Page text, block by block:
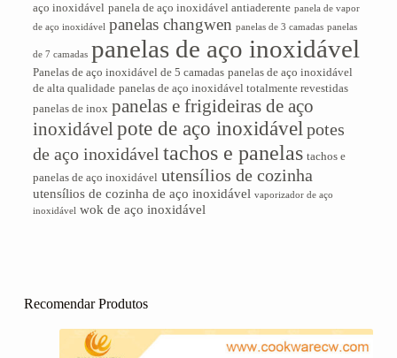
aço inoxidável panela de aço inoxidável antiaderente panela de vapor
de aço inoxidável panelas changwen panelas de 3 camadas panelas
de 7 camadas panelas de aço inoxidável
Panelas de aço inoxidável de 5 camadas panelas de aço inoxidável
de alta qualidade panelas de aço inoxidável totalmente revestidas
panelas de inox panelas e frigideiras de aço
inoxidávelpote de aço inoxidávelpotes
de aço inoxidável tachos e panelas tachos e
panelas de aço inoxidável utensílios de cozinha
utensílios de cozinha de aço inoxidável vaporizador de aço
inoxidável wok de aço inoxidável
Recomendar Produtos